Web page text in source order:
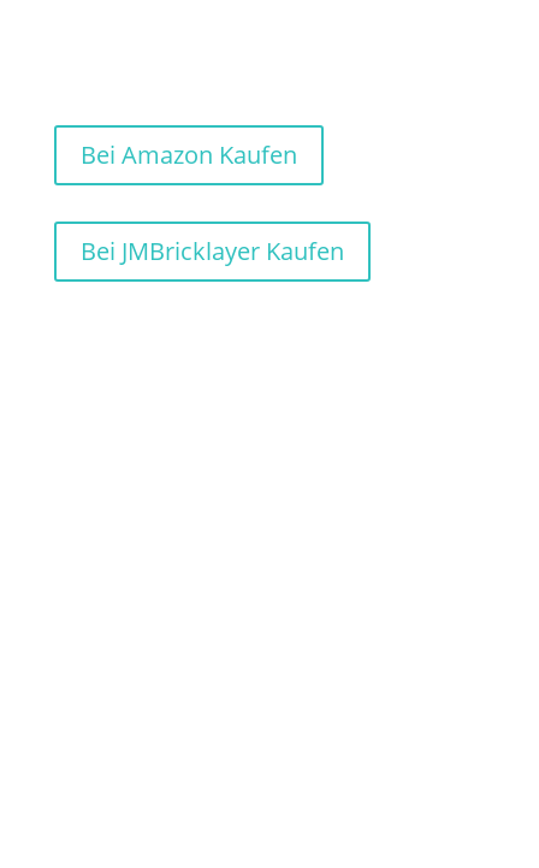
Bei Amazon Kaufen
Bei JMBricklayer Kaufen